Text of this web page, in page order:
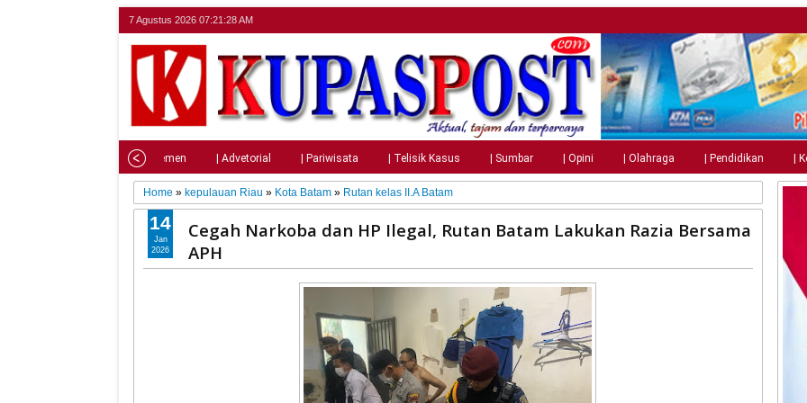
7 Agustus 2026 07:21:29 AM
| Parlemen | Advetorial | Pariwisata | Telisik Kasus | Sumbar | Opini | Olahraga | Pendidikan |
Home »kepulauan Riau » Kota Batam » Rutan kelas II.A Batam
Cegah Narkoba dan HP Ilegal, Rutan Batam Lakukan Razia Bersama
APH
14
Jan
2026